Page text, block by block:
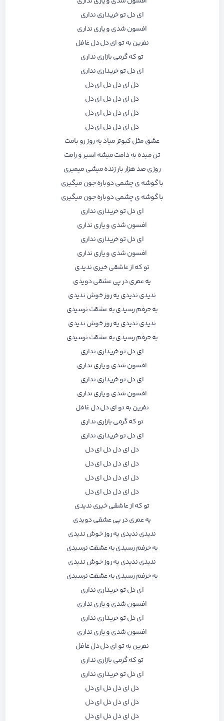
ای دل تو خریداری نداری
افسون شدی و یاری نداری
نفرین به تو ای دل دل غافل
تو که گرمی بازاری نداری
ای دل تو خریداری نداری
دل ای دل دل ای دل
دل ای دل دل ای دل
دل ای دل دل ای دل
دل ای دل دل ای دل
عشق مثل کبوتر میاد یه روز رو بامت
تن میده به دامت میشه اسیر و رامت
روزی صد هزار بار زنده میشی میمیری
با گوشه ی چشمی دوباره جون میگیری
با گوشه ی چشمی دوباره جون میگیری
ای دل تو خریداری نداری
افسون شدی و یاری نداری
ای دل تو خریداری نداری
افسون شدی و یاری نداری
تو که از عاشقی خیری ندیدی
یه عمری در پی عشقی دویدی
ندیدی ندیدی یه روز خوش ندیدی
به حرفم رسیدی به عشقت نرسیدی
ندیدی ندیدی یه روز خوش ندیدی
به حرفم رسیدی به عشقت نرسیدی
ای دل تو خریداری نداری
افسون شدی و یاری نداری
ای دل تو خریداری نداری
افسون شدی و یاری نداری
نفرین به تو ای دل دل غافل
تو که گرمی بازاری نداری
ای دل تو خریداری نداری
دل ای دل دل ای دل
دل ای دل دل ای دل
دل ای دل دل ای دل
دل ای دل دل ای دل
تو که از عاشقی خیری ندیدی
یه عمری در پی عشقی دویدی
ندیدی ندیدی یه روز خوش ندیدی
به حرفم رسیدی به عشقت نرسیدی
ندیدی ندیدی یه روز خوش ندیدی
به حرفم رسیدی به عشقت نرسیدی
ای دل تو خریداری نداری
افسون شدی و یاری نداری
ای دل تو خریداری نداری
افسون شدی و یاری نداری
نفرین به تو ای دل دل غافل
تو که گرمی بازاری نداری
ای دل تو خریداری نداری
دل ای دل دل ای دل
دل ای دل دل ای دل
دل ای دل دل ای دل